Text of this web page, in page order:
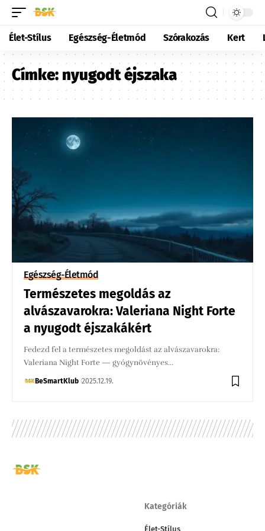
Élet-Stílus Egészség-Életmód Szórakozás Kert
Címke: nyugodt éjszaka
Egészség-Életmód
Természetes megoldás az
alvászavarokra: Valeriana Night Forte
a nyugodt éjszakákért
Fedezd fel a természetes megoldást az alvászavarokra:
Valeriana Night Forte — gyógynövényes…
BeSmartKlub 2025.12.19.
Kategóriák
Élet-Stílus